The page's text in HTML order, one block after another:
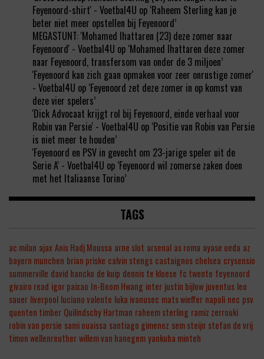
Feyenoord-shirt' - Voetbal4U op ‘Raheem Sterling kan je
beter niet meer opstellen bij Feyenoord’
MEGASTUNT: 'Mohamed Ihattaren (23) deze zomer naar
Feyenoord' - Voetbal4U op ‘Mohamed Ihattaren deze zomer
naar Feyenoord, transfersom van onder de 3 miljoen’
'Feyenoord kan zich gaan opmaken voor zeer onrustige zomer'
- Voetbal4U op ‘Feyenoord zet deze zomer in op komst van
deze vier spelers’
'Dick Advocaat krijgt rol bij Feyenoord, einde verhaal voor
Robin van Persie' - Voetbal4U op ‘Positie van Robin van Persie
is niet meer te houden’
'Feyenoord en PSV in gevecht om 23-jarige speler uit de
Serie A' - Voetbal4U op ‘Feyenoord wil zomerse zaken doen
met het Italiaanse Torino’
TAGS
ac milan ajax Anis Hadj Moussa arne slot arsenal as roma ayase ueda az
bayern munchen brian priske calvin stengs castaignos chelsea crysensio
summerville david hancko de kuip dennis te kloese fc twente feyenoord
givairo read igor paixao In-Beom Hwang inter justin bijlow juventus leo
sauer liverpool luciano valente luka ivanusec mats wieffer napoli nec psv
quenten timber Quilindschy Hartman raheem sterling ramiz zerrouki
robin van persie sami ouaissa santiago gimenez sem steijn stefan de vrij
timon wellenreutherwillem van hanegemyankuba minteh